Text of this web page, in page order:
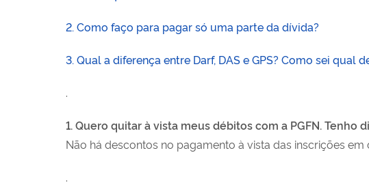
2. Como faço para pagar só uma parte da dívida?
3. Qual a diferença entre Darf, DAS e GPS? Como sei qual
.
1. Quero quitar à vista meus débitos com a PGFN. Tenho
Não há descontos no pagamento à vista das inscrições em
.